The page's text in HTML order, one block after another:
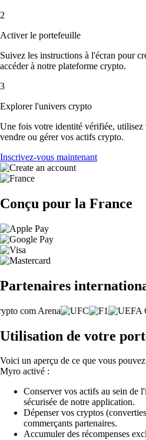
2
Activer le portefeuille
Suivez les instructions à l'écran pour
accéder à notre plateforme crypto.
3
Explorer l'univers crypto
Une fois votre identité vérifiée, utilisez
vendre ou gérer vos actifs crypto.
Inscrivez-vous maintenant
Conçu pour la France
Partenaires
Utilisation de votre
Voici un aperçu de ce que vous
Myro activé :
Conserver vos actifs au sein de
sécurisée de notre application.
Dépenser vos cryptos
commerçants partenaires.
Accumuler des récompenses